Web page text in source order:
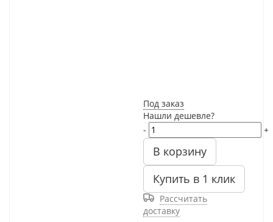
Под заказ
Нашли дешевле?
-
+
В корзину
Купить в 1 клик
Рассчитать
доставку